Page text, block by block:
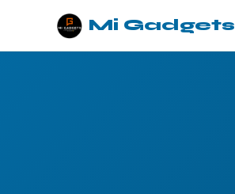
Mi Gadgets